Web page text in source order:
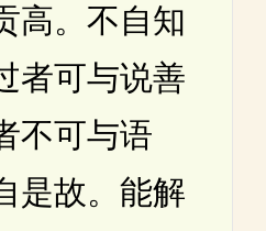
高。不自知
者可与说善
不可与语
是故。能解